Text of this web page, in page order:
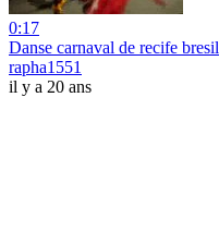
0:17
Danse carnaval de recife bresil
rapha1551
il y a 20 ans